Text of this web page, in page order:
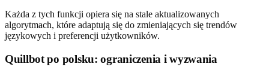
Każda z tych funkcji opiera się na stale aktualizowanych
algorytmach, które adaptują się do zmieniających się trendów
językowych i preferencji użytkowników.
Quillbot po polsku: ograniczenia i wyzwania